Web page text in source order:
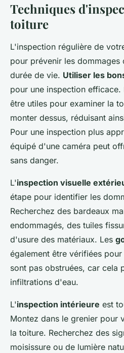
Techniques
toiture
L'inspection régulière de
pour prévenir les
durée de vie. Utiliser les
pour une inspection efficace.
être utiles pour examiner la
monter dessus, réduisant
Pour une inspection plus
équipé d'une caméra peut
sans danger.
L'inspection visuelle
étape pour identifier les
Recherchez des bardeaux
endommagés, des tuiles
d'usure des matériaux. Les
également être vérifiées
sont pas obstruées, car cela
infiltrations d'eau.
L'inspection intérieure est
Montez dans le grenier pour
la toiture. Recherchez des
moisissure ou de lumière